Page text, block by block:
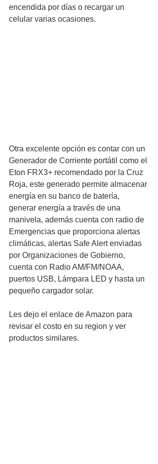
encendida por días o recargar un
celular varias ocasiones.
Otra excelente opción es contar con un
Generador de Corriente portátil como el
Eton FRX3+ recomendado por la Cruz
Roja, este generado permite almacenar
energía en su banco de batería,
generar energía a través de una
manivela, además cuenta con radio de
Emergencias que proporciona alertas
climáticas, alertas Safe Alert enviadas
por Organizaciones de Gobierno,
cuenta con Radio AM/FM/NOAA,
puertos USB, Lámpara LED y hasta un
pequeño cargador solar.
Les dejo el enlace de Amazon para
revisar el costo en su region y ver
productos similares.